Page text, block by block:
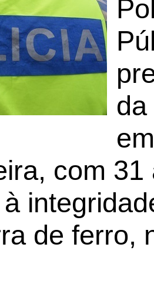
com
de ferro,